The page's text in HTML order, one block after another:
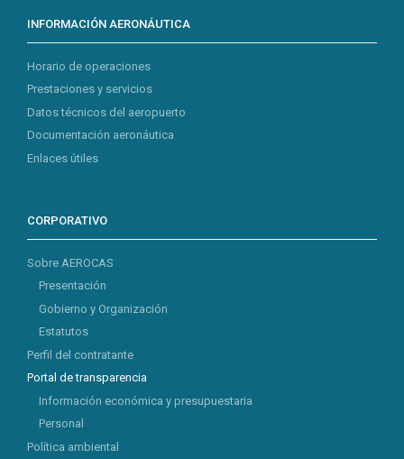
INFORMACIÓN AERONÁUTICA
Horario de operaciones
Prestaciones y servicios
Datos técnicos del aeropuerto
Documentación aeronáutica
Enlaces útiles
CORPORATIVO
Sobre AEROCAS
Presentación
Gobierno y Organización
Estatutos
Perfil del contratante
Portal de transparencia
Información económica y presupuestaria
Personal
Política ambiental